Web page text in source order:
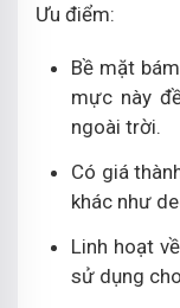
Ưu điểm:
Bề mặt
mực này
ngoài trời.
Có giá
khác như
Linh hoạt
sử dụng